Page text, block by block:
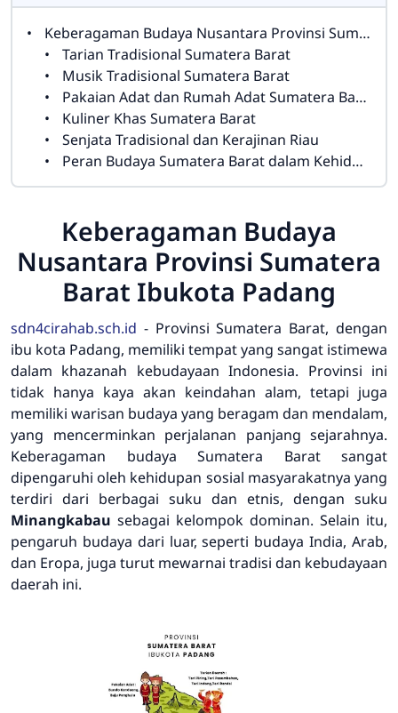
Keberagaman Budaya Nusantara Provinsi Sumatera Barat Ibukota Padang
Tarian Tradisional Sumatera Barat
Musik Tradisional Sumatera Barat
Pakaian Adat dan Rumah Adat Sumatera Barat
Kuliner Khas Sumatera Barat
Senjata Tradisional dan Kerajinan Riau
Peran Budaya Sumatera Barat dalam Kehidupan Modern
Keberagaman Budaya
Nusantara Provinsi Sumatera
Barat Ibukota Padang
sdn4cirahab.sch.id - Provinsi Sumatera Barat, dengan
ibu kota Padang, memiliki tempat yang sangat istimewa
dalam khazanah kebudayaan Indonesia. Provinsi ini
tidak hanya kaya akan keindahan alam, tetapi juga
memiliki warisan budaya yang beragam dan mendalam,
yang mencerminkan perjalanan panjang sejarahnya.
Keberagaman budaya Sumatera Barat sangat
dipengaruhi oleh kehidupan sosial masyarakatnya yang
terdiri dari berbagai suku dan etnis, dengan suku
Minangkabau sebagai kelompok dominan. Selain itu,
pengaruh budaya dari luar, seperti budaya India, Arab,
dan Eropa, juga turut mewarnai tradisi dan kebudayaan
daerah ini.